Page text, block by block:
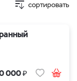
сортировать
000₽